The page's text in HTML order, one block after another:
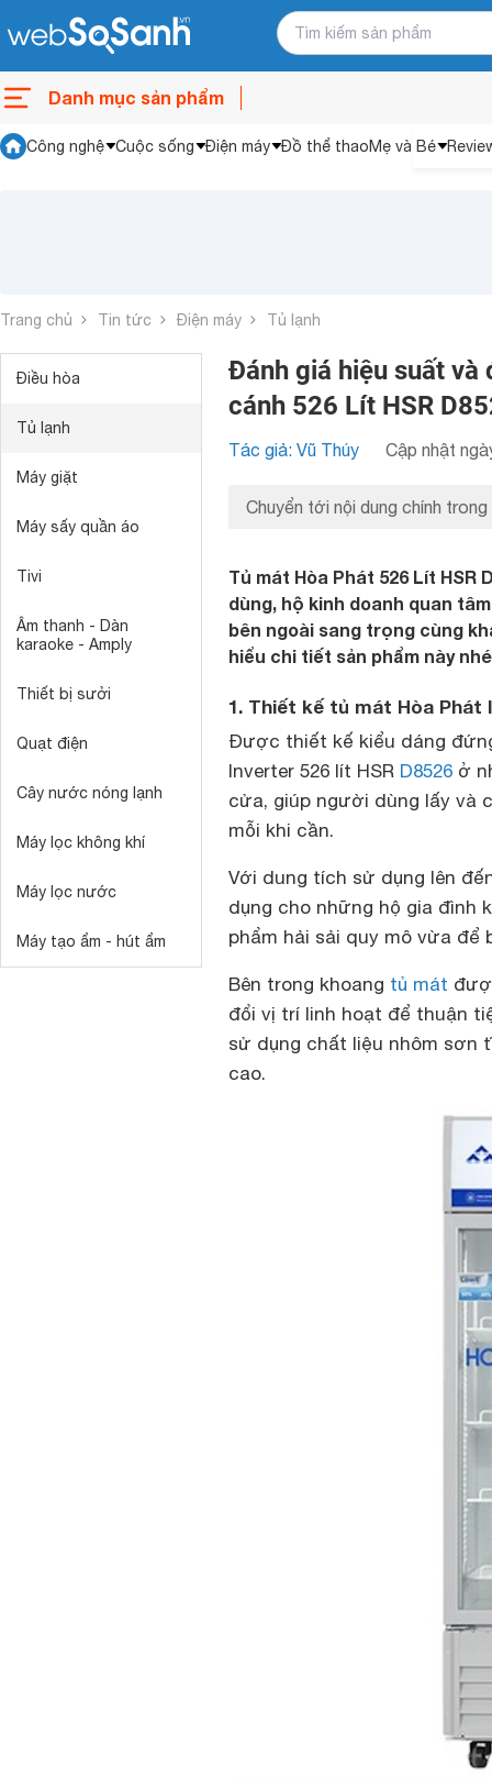
Danh mục sản phẩm
Công nghệ Cuộc sống Điện máy Đồ thể thaoMẹ và Bé
Trang chủ Tin tức Điện máy Tủ lạnh
Điều hòa
Tủ lạnh
Máy giặt
Máy sấy quần áo
Tivi
Âm thanh - Dàn
karaoke - Amply
Thiết bị sưởi
Quạt điện
Cây nước nóng lạnh
Máy lọc không khí
Máy lọc nước
Máy tạo ẩm - hút ẩm
Đánh giá hiệu suất và
cánh 526 Lít HSR
Tác giả: Vũ Thúy Cập nhật
Chuyển tới nội dung chính trong
Tủ mát Hòa Phát 526 Lít
dùng, hộ kinh doanh quan
bên ngoài sang trọng cùng
hiểu chi tiết sản phẩm này
1. Thiết kế tủ mát Hòa Phát
Được thiết kế kiểu dáng
Inverter 526 lít HSR D8526 ở
cửa, giúp người dùng lấy và
mỗi khi cần.
Với dung tích sử dụng lên
dụng cho những hộ gia đình
phẩm hải sải quy mô vừa để
Bên trong khoang tủ mát
đổi vị trí linh hoạt để thuận
sử dụng chất liệu nhôm sơn
cao.